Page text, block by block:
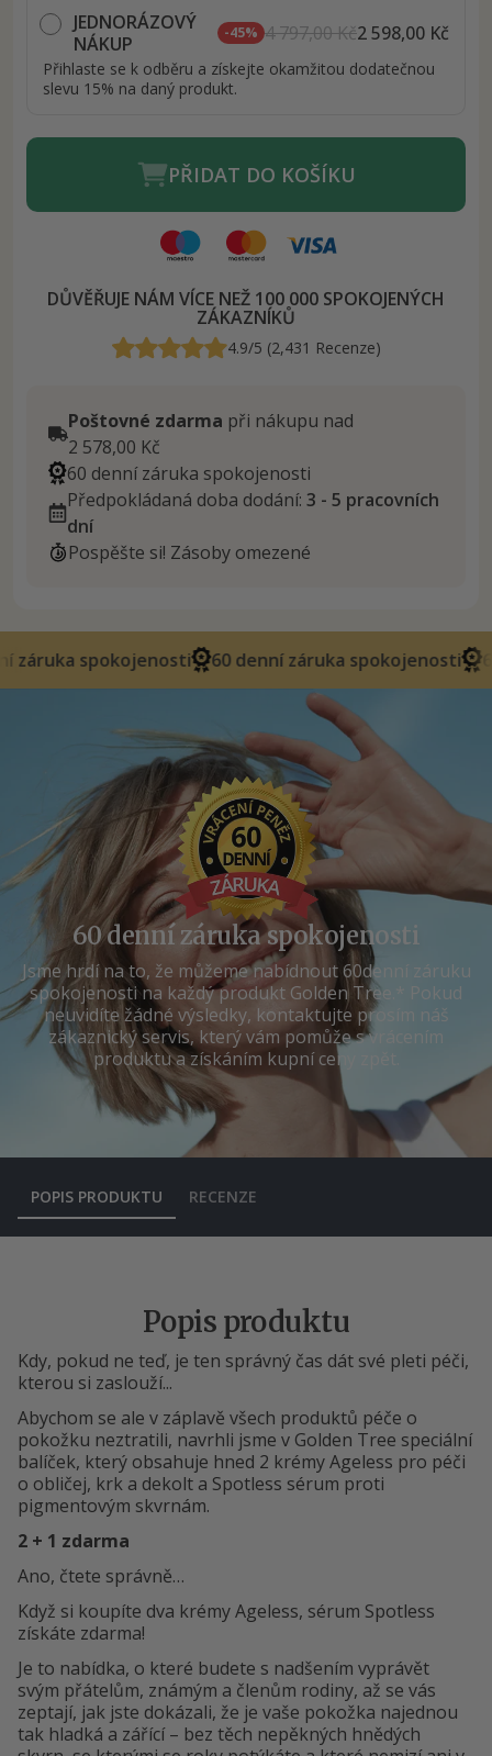
JEDNORÁZOVÝ
NÁKUP
-45% 4 797,00 Kč2 598,00 Kč
Přihlaste se k odběru a získejte okamžitou dodatečnou
slevu 15% na daný produkt.
PŘIDAT DO KOŠÍKU
DŮVĚŘUJE NÁM VÍCE NEŽ 100 000 SPOKOJENÝCH
ZÁKAZNÍKŮ
4.9/5 (2,431 Recenze)
Poštovné zdarma při nákupu nad
2 578,00 Kč
60 denní záruka spokojenosti
Předpokládaná doba dodání: 3 - 5 pracovních
dní
Pospěšte si! Zásoby omezené
60 denní záruka spokojenosti 60 denní
60 denní záruka spokojenosti
Jsme hrdí na to, že můžeme nabídnout 60denní záruku
spokojenosti na každý produkt Golden Tree.* Pokud
neuvidíte žádné výsledky, kontaktujte prosím náš
zákaznický servis, který vám pomůže s vrácením
produktu a získáním kupní ceny zpět.
POPIS PRODUKTU RECENZE
Popis produktu
Kdy, pokud ne teď, je ten správný čas dát své pleti péči,
kterou si zaslouží...
Abychom se ale v záplavě všech produktů péče o
pokožku neztratili, navrhli jsme v Golden Tree speciální
balíček, který obsahuje hned 2 krémy Ageless pro péči
o obličej, krk a dekolt a Spotless sérum proti
pigmentovým skvrnám.
2 + 1 zdarma
Ano, čtete správně…
Když si koupíte dva krémy Ageless, sérum Spotless
získáte zdarma!
Je to nabídka, o které budete s nadšením vyprávět
svým přátelům, známým a členům rodiny, až se vás
zeptají, jak jste dokázali, že je vaše pokožka najednou
tak hladká a zářící – bez těch nepěkných hnědých